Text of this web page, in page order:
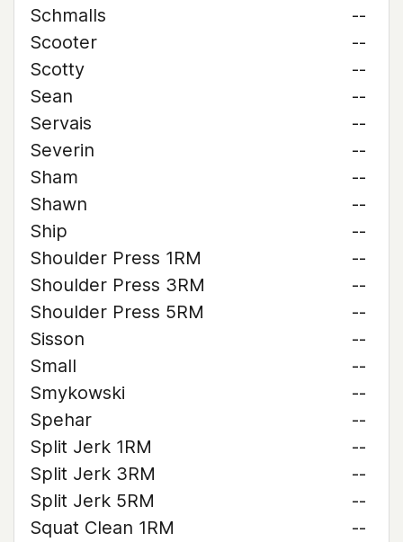
Schmalls
--
Scooter
--
Scotty
--
Sean
--
Servais
--
Severin
--
Sham
--
Shawn
--
Ship
--
Shoulder Press 1RM
--
Shoulder Press 3RM
--
Shoulder Press 5RM
--
Sisson
--
Small
--
Smykowski
--
Spehar
--
Split Jerk 1RM
--
Split Jerk 3RM
--
Split Jerk 5RM
--
Squat Clean 1RM
--